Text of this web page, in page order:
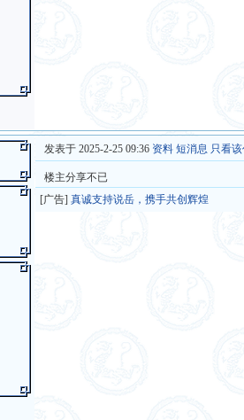
发表于 2025-2-25 09:36 资料 短消息 只看
楼主分享不已
[广告]真诚支持说岳，携手共创辉煌